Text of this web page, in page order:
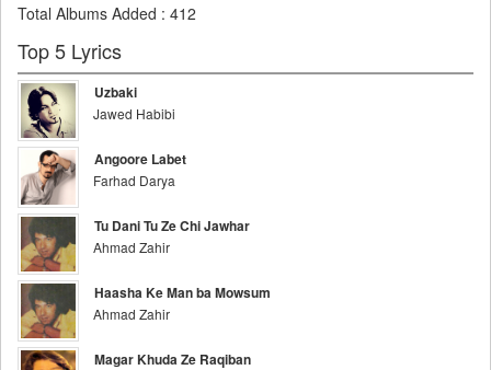
Total Albums Added : 412
Top 5 Lyrics
Uzbaki
Jawed Habibi
Angoore Labet
Farhad Darya
Tu Dani Tu Ze Chi Jawhar
Ahmad Zahir
Haasha Ke Man ba Mowsum
Ahmad Zahir
Magar Khuda Ze Raqiban